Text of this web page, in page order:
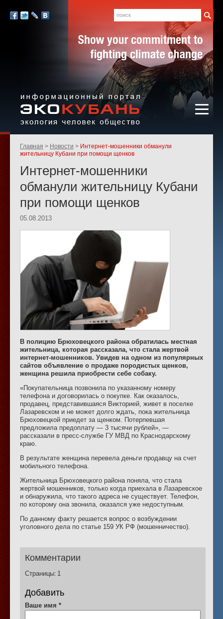
«ЭКО-КУБАНЬ»
человек,
общество
Родительские
страницы:
Главная Новости
Интернет-мошенники обманули
жительницу Кубани при помощи щенков
Интернет-мошенники
обманули жительницу Кубани
при помощи щенков
05.08.2013
В полицию Брюховецкого района обратилась местная
жительница, которая рассказала, что стала жертвой
интернет-мошенников. Увидев на одном из популярных
сайтов объявление о продаже породистых щенков,
женщина решила приобрести себе собаку.
«Покупательница позвонила по указанному номеру
телефона и договорилась о покупке. Как оказалось,
продавец, представившаяся Викторией, живет в поселке
Лазаревском и не может долго ждать, пока жительница
Брюховецкой приедет за щенком. Потерпевшая
предложила предоплату — 3 тысячи рублей», —
рассказали в пресс-службе ГУ МВД по Краснодарскому
краю.
В результате женщина перевела деньги продавцу на счет
мобильного телефона.
Жительница Брюховецкого района поняла, что стала
жертвой мошенников, только когда приехала в Лазаревское
и обнаружила, что такого адреса не существует. Телефон,
по которому она звонила, оказался уже недоступным.
По данному факту решается вопрос о возбуждении
уголовного дела по статье 159 УК РФ (мошенничество).
Комментарии
Страницы: 1
Добавить
Ваше имя *
Мы
Поиск